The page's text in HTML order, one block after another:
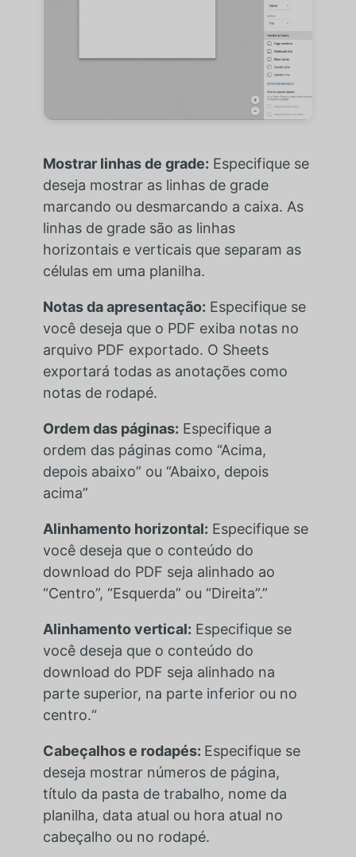
Mostrar linhas de grade: Especifique se
deseja mostrar as linhas de grade
marcando ou desmarcando a caixa. As
linhas de grade são as linhas
horizontais e verticais que separam as
células em uma planilha.
Notas da apresentação: Especifique se
você deseja que o PDF exiba notas no
arquivo PDF exportado. O Sheets
exportará todas as anotações como
notas de rodapé.
Ordem das páginas: Especifique a
ordem das páginas como “Acima,
depois abaixo” ou “Abaixo, depois
acima”
Alinhamento horizontal: Especifique se
você deseja que o conteúdo do
download do PDF seja alinhado ao
“Centro”, “Esquerda” ou “Direita”.”
Alinhamento vertical: Especifique se
você deseja que o conteúdo do
download do PDF seja alinhado na
parte superior, na parte inferior ou no
centro.“
Cabeçalhos e rodapés: Especifique se
deseja mostrar números de página,
título da pasta de trabalho, nome da
planilha, data atual ou hora atual no
cabeçalho ou no rodapé.